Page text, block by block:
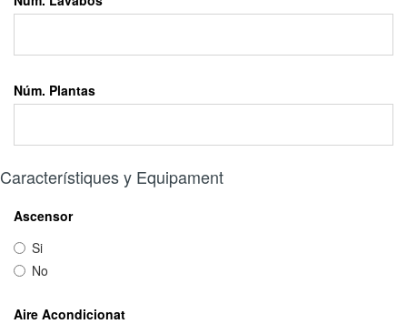
Núm. Plantas
Característiques y Equipament
Ascensor
Si
No
Aire Acondicionat